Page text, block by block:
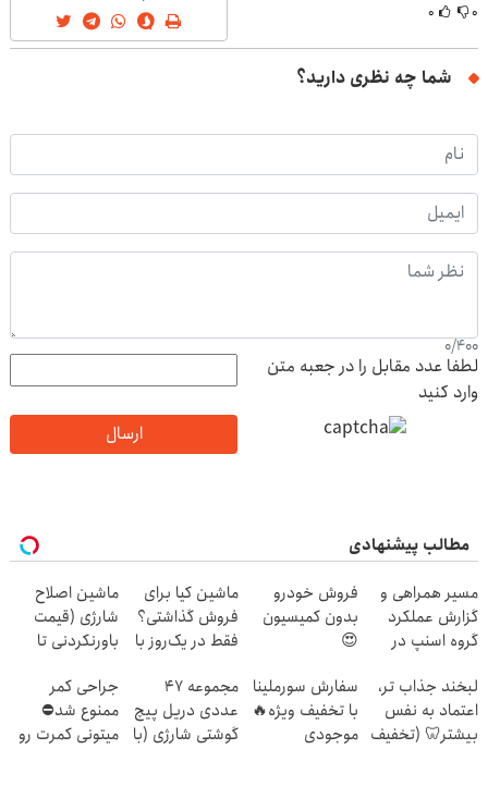
۰ ۰
شما چه نظری دارید؟
0/400
لطفا عدد مقابل را در جعبه متن
وارد کنید
ارسال
مطالب پیشنهادی
مسیر همراهی و
گزارش عملکرد
گروه اسنپ در
فروش خودرو
بدون کمیسیون
😍
ماشین کیا برای
فروش گذاشتی؟
فقط در یک‌روز با
بفروشش
ماشین اصلاح
شارژی (قیمت
باورنکردنی تا
لبخند جذاب تر،
اعتماد به نفس
بیشتر🦷 (تخفیف
سفارش سورملینا
با تخفیف ویژه🔥
موجودی
مجموعه 47
عددی دریل پیچ
گوشتی شارژی‌ (با
جراحی کمر
ممنوع شد⛔
میتونی کمرت رو